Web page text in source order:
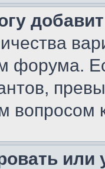
форума.
вопросом